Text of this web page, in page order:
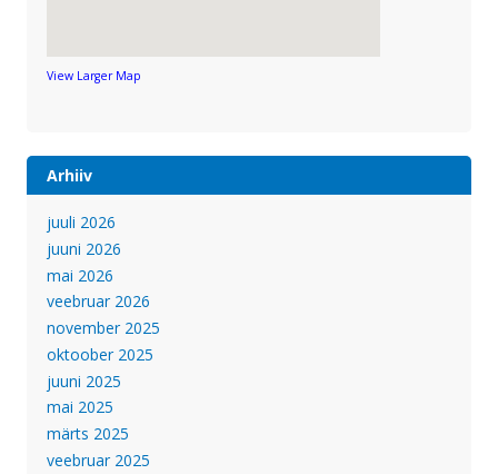
View Larger Map
Arhiiv
juuli 2026
juuni 2026
mai 2026
veebruar 2026
november 2025
oktoober 2025
juuni 2025
mai 2025
märts 2025
veebruar 2025